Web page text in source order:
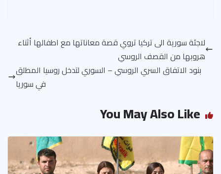
لاجئة سورية الى تركيا تروي قصة معاناتها مع اطفالها أثناء
هروبها من القصف الروسي
بنود الاتفاق السري الروسي – السوري لتدخل روسيا المطلق
في سوريا
You May Also Like